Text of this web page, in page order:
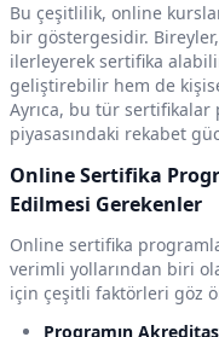
Bu çeşitlilik, online
bir göstergesidir.
ilerleyerek sertifika
geliştirebilir hem de
Ayrıca, bu tür
piyasasındaki rekabet
Online Sertifika
Edilmesi Gerekenler
Online sertifika
verimli yollarından biri
için çeşitli faktörleri göz
Programın